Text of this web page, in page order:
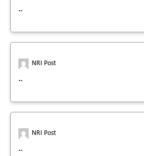
..
NRI Post
..
NRI Post
..